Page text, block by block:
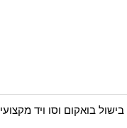
בישול בואקום וסו ויד מקצועי